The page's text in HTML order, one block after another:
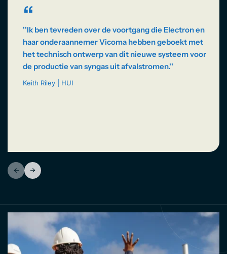
“
''Ik ben tevreden over de voortgang die Electron en
haar onderaannemer Vicoma hebben geboekt met
het technisch ontwerp van dit nieuwe systeem voor
de productie van syngas uit afvalstromen.''
Keith Riley | HUI